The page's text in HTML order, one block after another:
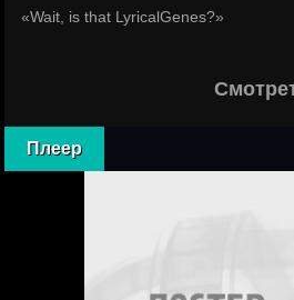
«Wait, is that LyricalGenes?»
Плеер